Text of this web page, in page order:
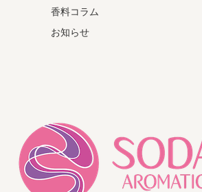
香料コラム
お知らせ